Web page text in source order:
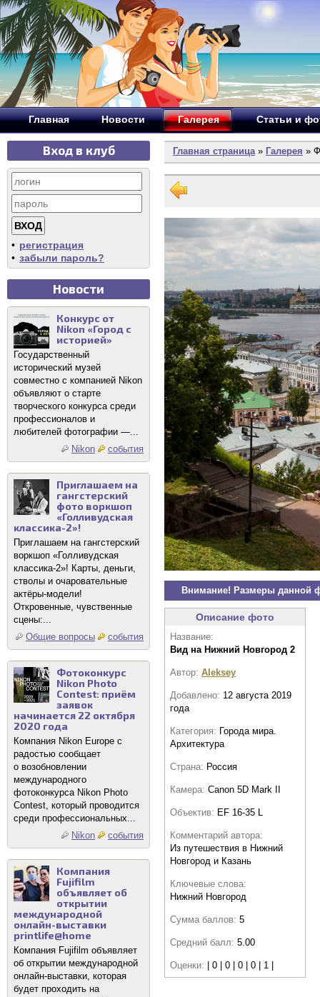
Главная Новости Галерея Статьи и
Вход в клуб
• регистрация
• забыли пароль?
Новости
Конкурс от
Nikon «Город с
историей»
Государственный
исторический музей
совместно с компанией Nikon
объявляют о старте
творческого конкурса среди
профессионалов и
любителей фотографии —...
Nikon
события
Приглашаем на
гангстерский
фото воркшоп
«Голливудская
классика-2»!
Приглашаем на гангстерский
воркшоп «Голливудская
классика-2»! Карты, деньги,
стволы и очаровательные
актёры-модели!
Откровенные, чувственные
сцены:...
Общие вопросы
события
Фотоконкурс
Nikon Photo
Contest: приём
заявок
начинается 22 октября
2020 года
Компания Nikon Europe с
радостью сообщает
о возобновлении
международного
фотоконкурса Nikon Photo
Contest, который проводится
среди профессиональных...
Nikon
события
Компания
Fujifilm
объявляет об
открытии
международной
онлайн-выставки
printlife@home
Компания Fujifilm объявляет
об открытии международной
онлайн-выставки, которая
будет проходить на
Главная страница» Галерея »
Внимание! Размеры данной
Описание фото
Название:
Вид на Нижний Новгород 2
Автор: Aleksey
Добавлено: 12 августа 2019
года
Категория: Города мира.
Архитектура
Страна: Россия
Камера: Canon 5D Mark II
Объектив: EF 16-35 L
Комментарий автора:
Из путешествия в Нижний
Новгород и Казань
Ключевые слова:
Нижний Новгород
Сумма баллов: 5
Средний балл: 5.00
Оценки: | 0 | 0 | 0 | 0 | 1 |